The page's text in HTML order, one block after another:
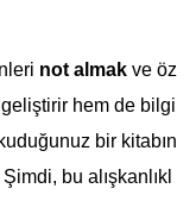
not almak ve öz
hem de bilgi
bir kitabın
bu alışkanlıkl